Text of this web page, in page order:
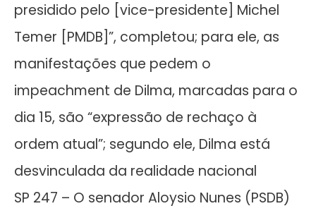
presidido pelo [vice-presidente] Michel
Temer [PMDB]”, completou; para ele, as
manifestações que pedem o
impeachment de Dilma, marcadas para o
dia 15, são “expressão de rechaço à
ordem atual”; segundo ele, Dilma está
desvinculada da realidade nacional
SP 247 – O senador Aloysio Nunes (PSDB)